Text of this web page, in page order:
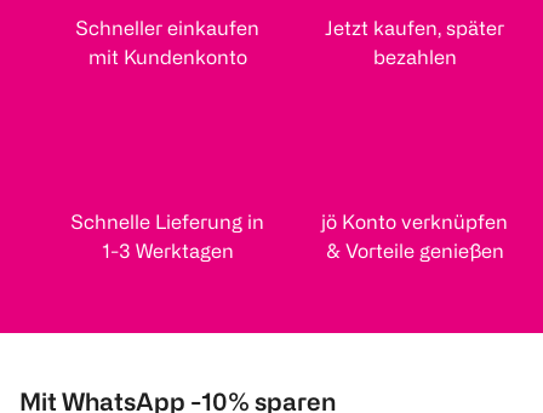
Schneller einkaufen
mit Kundenkonto
Jetzt kaufen, später
bezahlen
Schnelle Lieferung in
1-3 Werktagen
jö Konto verknüpfen
& Vorteile genießen
Mit WhatsApp -10% sparen